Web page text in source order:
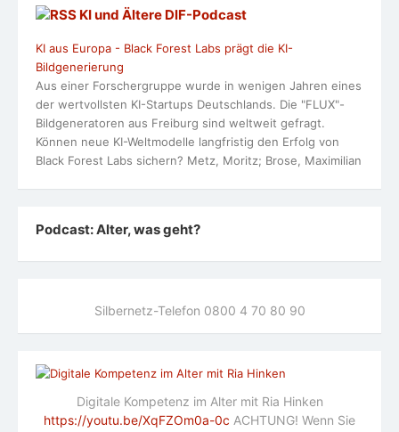
KI und Ältere DlF-Podcast
KI aus Europa - Black Forest Labs prägt die KI-
Bildgenerierung
Aus einer Forschergruppe wurde in wenigen Jahren eines
der wertvollsten KI-Startups Deutschlands. Die "FLUX"-
Bildgeneratoren aus Freiburg sind weltweit gefragt.
Können neue KI-Weltmodelle langfristig den Erfolg von
Black Forest Labs sichern? Metz, Moritz; Brose, Maximilian
Podcast: Alter, was geht?
Silbernetz-Telefon 0800 4 70 80 90
Digitale Kompetenz im Alter mit Ria Hinken
https://youtu.be/XqFZOm0a-0c ACHTUNG! Wenn Sie